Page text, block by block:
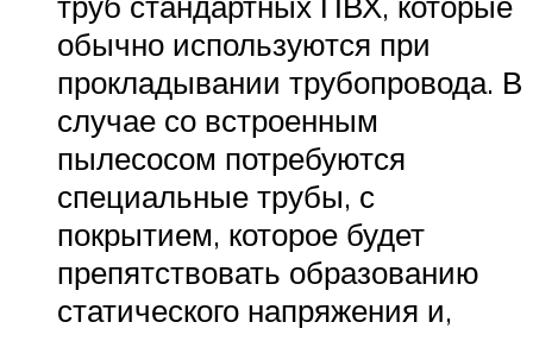
обычно используются при
прокладывании трубопровода. В
случае со встроенным
пылесосом потребуются
специальные трубы, с
покрытием, которое будет
препятствовать образованию
статического напряжения и,